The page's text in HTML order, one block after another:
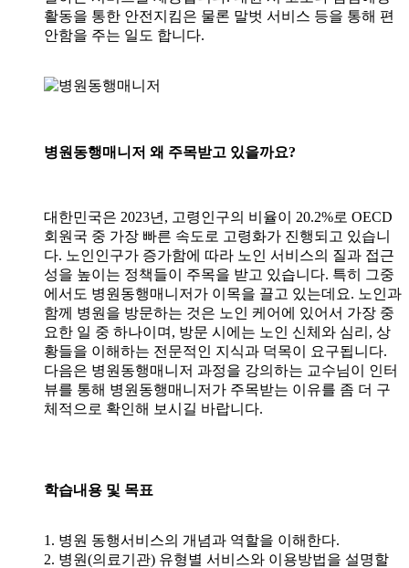
활동을 통한 안전지킴은 물론 말벗 서비스 등을 통해 편
안함을 주는 일도 합니다.
병원동행매니저 왜 주목받고 있을까요?
대한민국은 2023년, 고령인구의 비율이 20.2%로 OECD
회원국 중 가장 빠른 속도로 고령화가 진행되고 있습니
다. 노인인구가 증가함에 따라 노인 서비스의 질과 접근
성을 높이는 정책들이 주목을 받고 있습니다. 특히 그중
에서도 병원동행매니저가 이목을 끌고 있는데요. 노인과
함께 병원을 방문하는 것은 노인 케어에 있어서 가장 중
요한 일 중 하나이며, 방문 시에는 노인 신체와 심리, 상
황들을 이해하는 전문적인 지식과 덕목이 요구됩니다.
다음은 병원동행매니저 과정을 강의하는 교수님이 인터
뷰를 통해 병원동행매니저가 주목받는 이유를 좀 더 구
체적으로 확인해 보시길 바랍니다.
학습내용 및 목표
1. 병원 동행서비스의 개념과 역할을 이해한다.
2. 병원(의료기관) 유형별 서비스와 이용방법을 설명할